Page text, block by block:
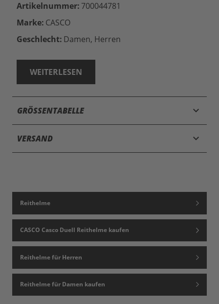
Artikelnummer: 700044781
Marke: CASCO
Geschlecht: Damen, Herren
WEITERLESEN
GRÖSSENTABELLE keyboard_arrow_down
VERSAND keyboard_arrow_down
Reithelme
CASCO Casco Duell Reithelme kaufen
Reithelme für Herren
Reithelme für Damen kaufen